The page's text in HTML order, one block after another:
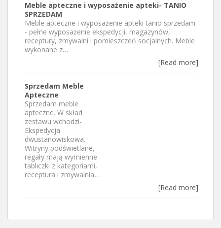
Meble apteczne i wyposażenie apteki- TANIO
SPRZEDAM
Meble apteczne i wyposażenie apteki tanio sprzedam
- pełne wyposażenie ekspedycji, magazynów,
receptury, zmywalni i pomieszczeń socjalnych. Meble
wykonane z…
[Read more]
Sprzedam Meble
Apteczne
Sprzedam meble
apteczne. W skład
zestawu wchodzi-
Ekspedycja
dwustanowiskowa.
Witryny podświetlane,
regały mają wymienne
tabliczki z kategoriami,
receptura i zmywalnia,…
[Read more]